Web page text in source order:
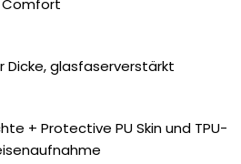
Comfort
Dicke, glasfaserverstärkt
+ Protective PU Skin und TPU-